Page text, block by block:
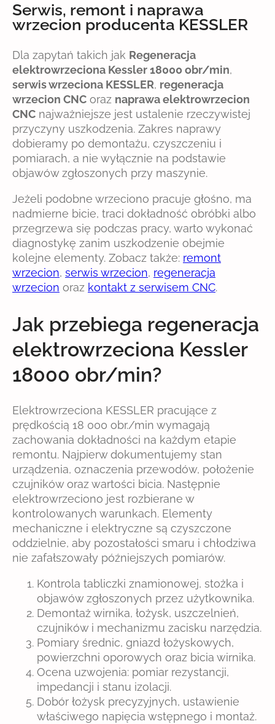
Serwis, remont i naprawa
wrzecion producenta KESSLER
Dla zapytań takich jak Regeneracja
elektrowrzeciona Kessler 18000 obr/min,
serwis wrzeciona KESSLER, regeneracja
wrzecion CNC oraz naprawa elektrowrzecion
CNC najważniejsze jest ustalenie rzeczywistej
przyczyny uszkodzenia. Zakres naprawy
dobieramy po demontażu, czyszczeniu i
pomiarach, a nie wyłącznie na podstawie
objawów zgłoszonych przy maszynie.
Jeżeli podobne wrzeciono pracuje głośno, ma
nadmierne bicie, traci dokładność obróbki albo
przegrzewa się podczas pracy, warto wykonać
diagnostykę zanim uszkodzenie obejmie
kolejne elementy. Zobacz także: remont
wrzecion, serwis wrzecion, regeneracja
wrzecion oraz kontakt z serwisem CNC.
Jak przebiega regeneracja
elektrowrzeciona Kessler
18000 obr/min?
Elektrowrzeciona KESSLER pracujące z
prędkością 18 000 obr./min wymagają
zachowania dokładności na każdym etapie
remontu. Najpierw dokumentujemy stan
urządzenia, oznaczenia przewodów, położenie
czujników oraz wartości bicia. Następnie
elektrowrzeciono jest rozbierane w
kontrolowanych warunkach. Elementy
mechaniczne i elektryczne są czyszczone
oddzielnie, aby pozostałości smaru i chłodziwa
nie zafałszowały późniejszych pomiarów.
Kontrola tabliczki znamionowej, stożka i
objawów zgłoszonych przez użytkownika.
Demontaż wirnika, łożysk, uszczelnień,
czujników i mechanizmu zacisku narzędzia.
Pomiary średnic, gniazd łożyskowych,
powierzchni oporowych oraz bicia wirnika.
Ocena uzwojenia: pomiar rezystancji,
impedancji i stanu izolacji.
Dobór łożysk precyzyjnych, ustawienie
właściwego napięcia wstępnego i montaż.